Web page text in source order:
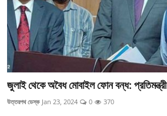
জুলাই থেকে অবৈধ মোবাইল ফোন বন্ধ: প্রতিমন্ত্রী
উত্তরপথ ডেস্ক Jan 23, 2024 0 370